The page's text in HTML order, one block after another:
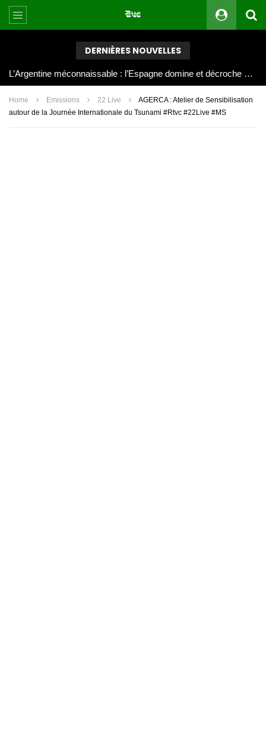
DERNIÈRES NOUVELLES
Masterclass de Messi : l’Argentine renverse l’Angleterre et s’offre une deuxième finale consécutive
Home Emissions 22 Live
AGERCA : Atelier de Sensibilisation
autour de la Journée Internationale du Tsunami #Rtvc #22Live #MS